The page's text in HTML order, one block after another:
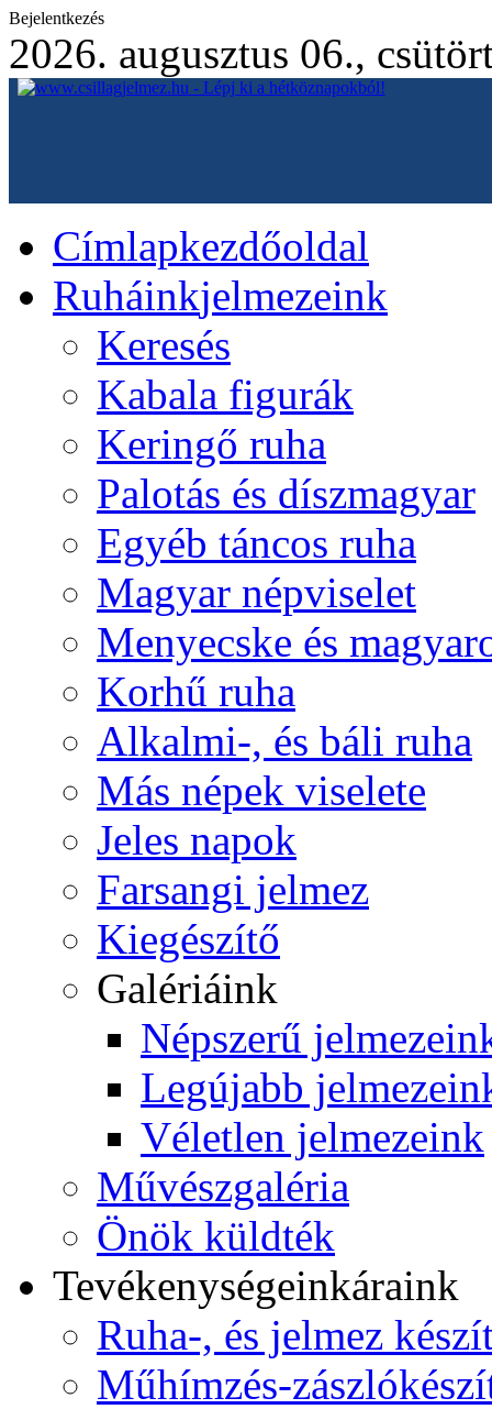
Bejelentkezés
2026. augusztus 06.,
Címlapkezdőoldal
Ruháinkjelmezeink
Keresés
Kabala figurák
Keringő ruha
Palotás és díszmagyar
Egyéb táncos ruha
Magyar népviselet
Menyecske és
Korhű ruha
Alkalmi-, és báli ruha
Más népek viselete
Jeles napok
Farsangi jelmez
Kiegészítő
Galériáink
Népszerű
Legújabb
Véletlen jelmezeink
Művészgaléria
Önök küldték
Tevékenységeinkáraink
Ruha-, és jelmez
Műhímzés-